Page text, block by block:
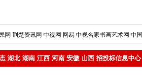
网 荆楚资讯网 中视网 网易 中视名家书画艺术网 中
湖北 湖南 江西 河南 安徽 山西 招投标信息中心